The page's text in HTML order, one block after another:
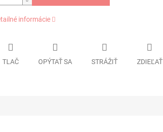
informácie
TLAČ OPÝTAŤ SA STRÁŽIŤ ZDIEĽAŤ